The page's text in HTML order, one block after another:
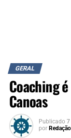
GERAL
Coaching
Canoas
Publicado 7
por Redação